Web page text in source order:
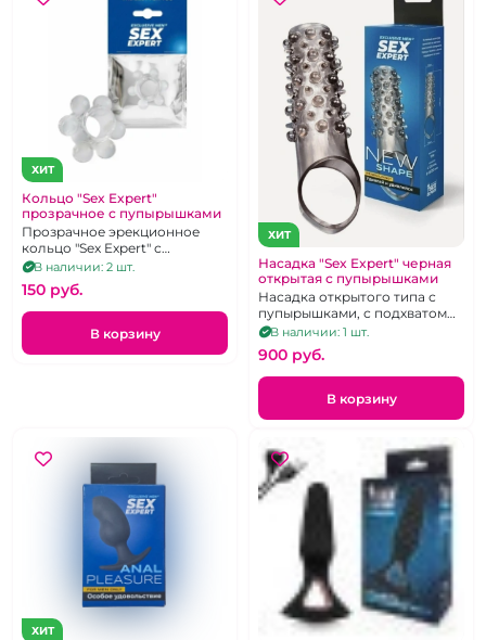
ХИТ
Кольцо "Sex Expert"
прозрачное с пупырышками
Прозрачное эрекционное
кольцо "Sex Expert" с
пупырыками
В наличии: 2 шт.
150 pуб.
В корзину
ХИТ
Насадка "Sex Expert" черная
открытая с пупырышками
Насадка открытого типа с
пупырышками, с подхватом
для мошонки.
В наличии: 1 шт.
900 pуб.
В корзину
ХИТ